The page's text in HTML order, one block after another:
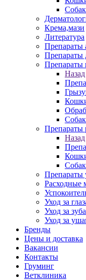
Крема,мази
Литература
Препараты
Препараты
Препараты
Назад
Препараты
Назад
Препараты
Расходные
Уход за
Уход за
Уход за
Бренды
Цены и доставка
Вакансии
Контакты
Груминг
Ветклиника